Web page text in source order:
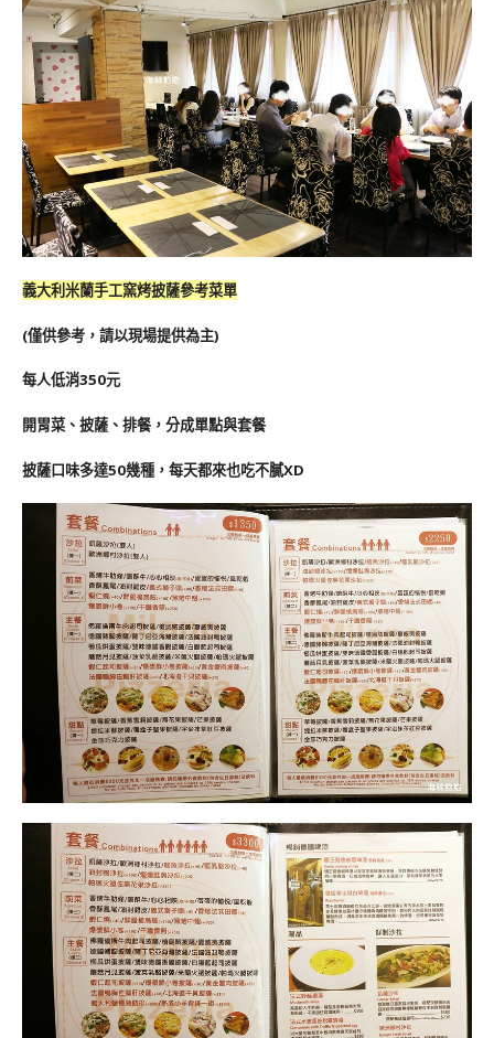
義大利米蘭手工窯烤披薩參考菜單
(僅供參考，請以現場提供為主)
每人低消350元
開胃菜、披薩、排餐，分成單點與套餐
披薩口味多達50幾種，每天都來也吃不膩XD